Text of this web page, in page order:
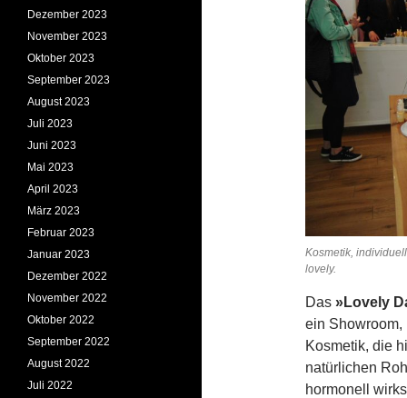
Kosmetik,
Das »Lovely
ein Showroom,
Kosmetik, die
natürlichen
hormonell
Dezember 2023
November 2023
Oktober 2023
September 2023
August 2023
Juli 2023
Juni 2023
Mai 2023
April 2023
März 2023
Februar 2023
Januar 2023
Dezember 2022
November 2022
Oktober 2022
September 2022
August 2022
Juli 2022